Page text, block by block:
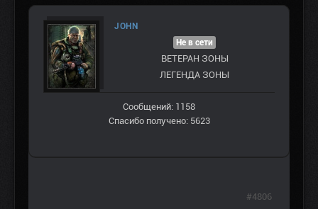
JOHN
Не в сети
ВЕТЕРАН ЗOНЫ
ЛЕГЕНДА ЗОНЫ
Сообщений: 1158
Спасибо получено: 5623
#4806